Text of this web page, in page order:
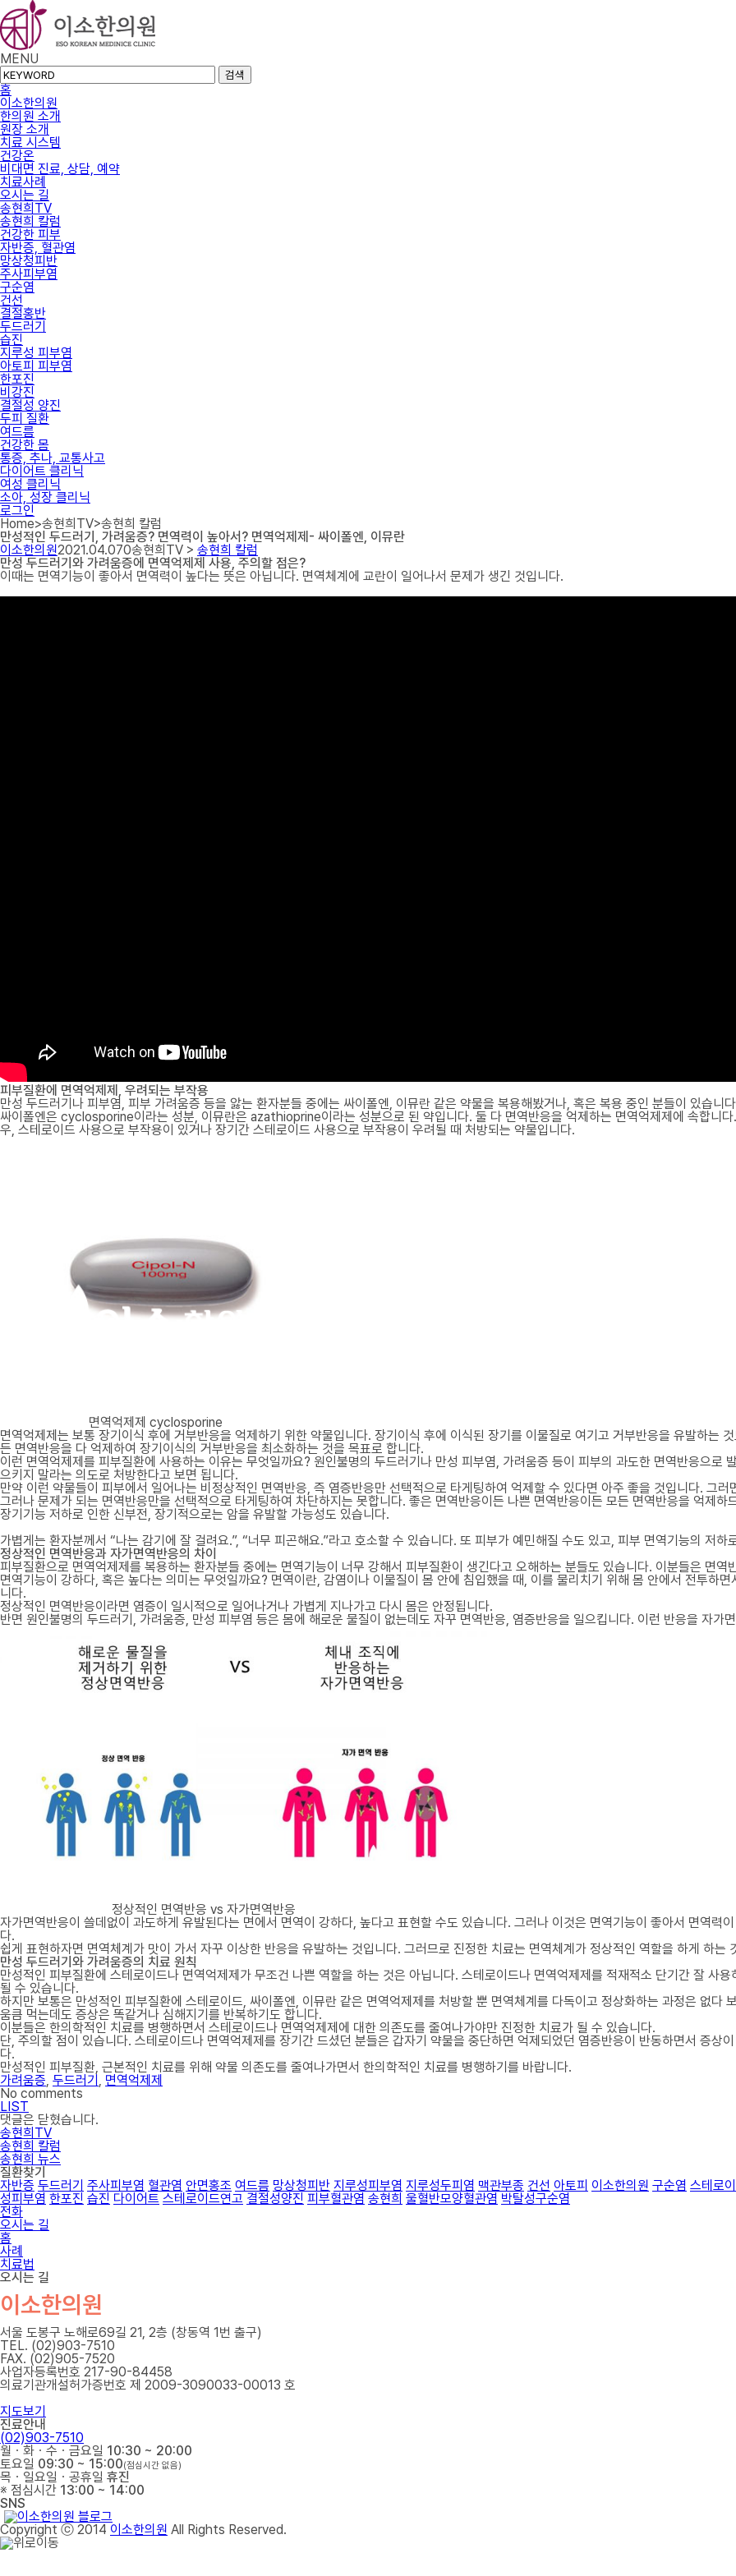
MENU
검색
홈
이소한의원
한의원 소개
원장 소개
치료 시스템
건강온
비대면 진료, 상담, 예약
치료사례
오시는 길
송현희TV
송현희 칼럼
건강한 피부
자반증, 혈관염
망상청피반
주사피부염
구순염
건선
결절홍반
두드러기
습진
지루성 피부염
아토피 피부염
한포진
비강진
결절성 양진
두피 질환
여드름
건강한 몸
통증, 추나, 교통사고
다이어트 클리닉
여성 클리닉
소아, 성장 클리닉
로그인
Home>송현희TV>송현희 칼럼
만성적인 두드러기, 가려움증? 면역력이 높아서? 면역억제제- 싸이폴엔, 이뮤란
이소한의원2021.04.070송현희TV > 송현희 칼럼
만성 두드러기와 가려움증에 면역억제제 사용, 주의할 점은?
이때는 면역기능이 좋아서 면역력이 높다는 뜻은 아닙니다. 면역체계에 교란이 일어나서 문제가 생긴 것입니다.
피부질환에 면역억제제, 우려되는 부작용
만성 두드러기나 피부염, 피부 가려움증 등을 앓는 환자분들 중에는 싸이폴엔, 이뮤란 같은 약물을 복용해봤거나, 혹은 복용 중인 분들이 있습니
싸이폴엔은 cyclosporine이라는 성분, 이뮤란은 azathioprine이라는 성분으로 된 약입니다. 둘 다 면역반응을 억제하는 면역억제제에 속합니
우, 스테로이드 사용으로 부작용이 있거나 장기간 스테로이드 사용으로 부작용이 우려될 때 처방되는 약물입니다.
면역억제제 cyclosporine
면역억제제는 보통 장기이식 후에 거부반응을 억제하기 위한 약물입니다. 장기이식 후에 이식된 장기를 이물질로 여기고 거부반응을 유발하는
든 면역반응을 다 억제하여 장기이식의 거부반응을 최소화하는 것을 목표로 합니다.
이런 면역억제제를 피부질환에 사용하는 이유는 무엇일까요? 원인불명의 두드러기나 만성 피부염, 가려움증 등이 피부의 과도한 면역반응으로
으키지 말라는 의도로 처방한다고 보면 됩니다.
만약 이런 약물들이 피부에서 일어나는 비정상적인 면역반응, 즉 염증반응만 선택적으로 타게팅하여 억제할 수 있다면 아주 좋을 것입니다. 그
그러나 문제가 되는 면역반응만을 선택적으로 타게팅하여 차단하지는 못합니다. 좋은 면역반응이든 나쁜 면역반응이든 모든 면역반응을 억제
장기기능 저하로 인한 신부전, 장기적으로는 암을 유발할 가능성도 있습니다.
가볍게는 환자분께서 “나는 감기에 잘 걸려요.”, “너무 피곤해요.”라고 호소할 수 있습니다. 또 피부가 예민해질 수도 있고, 피부 면역기능의 저
정상적인 면역반응과 자가면역반응의 차이
피부질환으로 면역억제제를 복용하는 환자분들 중에는 면역기능이 너무 강해서 피부질환이 생긴다고 오해하는 분들도 있습니다. 이분들은 면
면역기능이 강하다, 혹은 높다는 의미는 무엇일까요? 면역이란, 감염이나 이물질이 몸 안에 침입했을 때, 이를 물리치기 위해 몸 안에서 전투하
니다.
정상적인 면역반응이라면 염증이 일시적으로 일어나거나 가볍게 지나가고 다시 몸은 안정됩니다.
반면 원인불명의 두드러기, 가려움증, 만성 피부염 등은 몸에 해로운 물질이 없는데도 자꾸 면역반응, 염증반응을 일으킵니다. 이런 반응을 자가
정상적인 면역반응 vs 자가면역반응
자가면역반응이 쓸데없이 과도하게 유발된다는 면에서 면역이 강하다, 높다고 표현할 수도 있습니다. 그러나 이것은 면역기능이 좋아서 면역력
다.
쉽게 표현하자면 면역체계가 맛이 가서 자꾸 이상한 반응을 유발하는 것입니다. 그러므로 진정한 치료는 면역체계가 정상적인 역할을 하게 하는
만성 두드러기와 가려움증의 치료 원칙
만성적인 피부질환에 스테로이드나 면역억제제가 무조건 나쁜 역할을 하는 것은 아닙니다. 스테로이드나 면역억제제를 적재적소 단기간 잘 사
될 수 있습니다.
하지만 보통은 만성적인 피부질환에 스테로이드, 싸이폴엔, 이뮤란 같은 면역억제제를 처방할 뿐 면역체계를 다독이고 정상화하는 과정은 없다
움큼 먹는데도 증상은 똑같거나 심해지기를 반복하기도 합니다.
이분들은 한의학적인 치료를 병행하면서 스테로이드나 면역억제제에 대한 의존도를 줄여나가야만 진정한 치료가 될 수 있습니다.
단, 주의할 점이 있습니다. 스테로이드나 면역억제제를 장기간 드셨던 분들은 갑자기 약물을 중단하면 억제되었던 염증반응이 반동하면서 증상
다.
만성적인 피부질환, 근본적인 치료를 위해 약물 의존도를 줄여나가면서 한의학적인 치료를 병행하기를 바랍니다.
가려움증, 두드러기, 면역억제제
No comments
LIST
댓글은 닫혔습니다.
송현희TV
송현희 칼럼
송현희 뉴스
질환찾기
자반증 두드러기 주사피부염 혈관염 안면홍조 여드름 망상청피반 지루성피부염 지루성두피염 맥관부종 건선 아토피 이소한의원 구순염 스테로
성피부염 한포진 습진 다이어트 스테로이드연고 결절성양진 피부혈관염 송현희 울혈반모양혈관염 박탈성구순염
전화
오시는 길
홈
사례
치료법
오시는 길
이소한의원
서울 도봉구 노해로69길 21, 2층 (창동역 1번 출구)
TEL. (02)903-7510
FAX. (02)905-7520
사업자등록번호 217-90-84458
의료기관개설허가증번호 제 2009-3090033-00013 호
지도보기
진료안내
(02)903-7510
월ㆍ화ㆍ수ㆍ금요일 10:30 ~ 20:00
토요일 09:30 ~ 15:00(점심시간 없음)
목ㆍ일요일ㆍ공휴일 휴진
※ 점심시간 13:00 ~ 14:00
SNS